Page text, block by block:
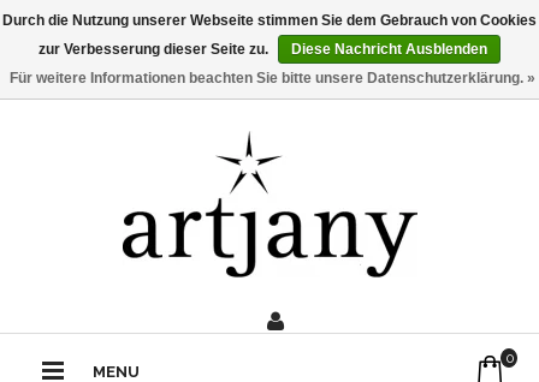
Rufe uns an:0211 - 210 310 2
MENU
0
Durch die Nutzung unserer Webseite stimmen Sie dem Gebrauch von Cookies
zur Verbesserung dieser Seite zu.
Diese Nachricht Ausblenden
Für weitere Informationen beachten Sie bitte unsere Datenschutzerklärung. »